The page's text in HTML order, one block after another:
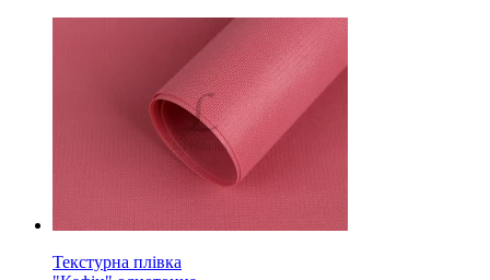
Текстурна плівка